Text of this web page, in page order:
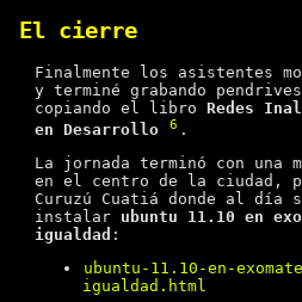
El cierre
Finalmente los asistentes
y terminé grabando
copiando el libro Redes
en Desarrollo
6 .
La jornada terminó con una
en el centro de la ciudad,
Curuzú Cuatiá donde al día
instalar ubuntu 11.10 en
igualdad :
ubuntu-11.10-en-
igualdad.html